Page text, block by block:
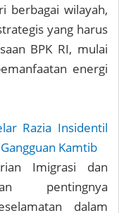
berbagai wilayah,
yang harus
BPK RI, mulai
energi
Razia Insidentil
Kamtib
Imigrasi dan
pentingnya
dalam